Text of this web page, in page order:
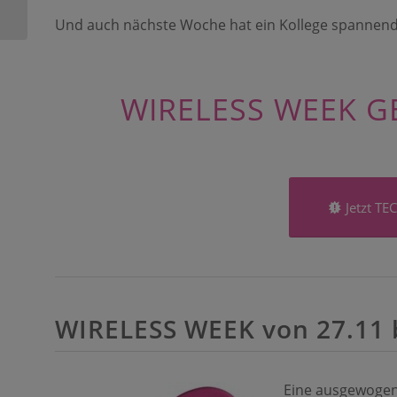
Und auch nächste Woche hat ein Kollege
WIRELESS WEEK
Jetzt
WIRELESS WEEK von
Eine